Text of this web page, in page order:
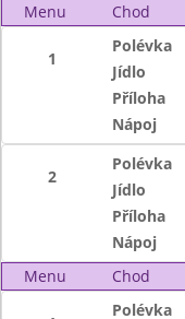
Menu
Chod
1
Polévka
Jídlo
Příloha
Nápoj
2
Polévka
Jídlo
Příloha
Nápoj
Menu
Chod
Polévka